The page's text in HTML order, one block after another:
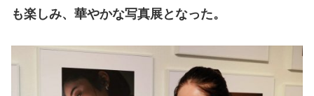
も楽しみ、華やかな写真展となった。